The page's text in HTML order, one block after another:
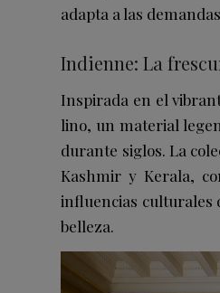
adapta a las
Indienne: La
Inspirada en el
lino, un material
durante siglos. La
Kashmir y Kerala,
influencias culturales
belleza.